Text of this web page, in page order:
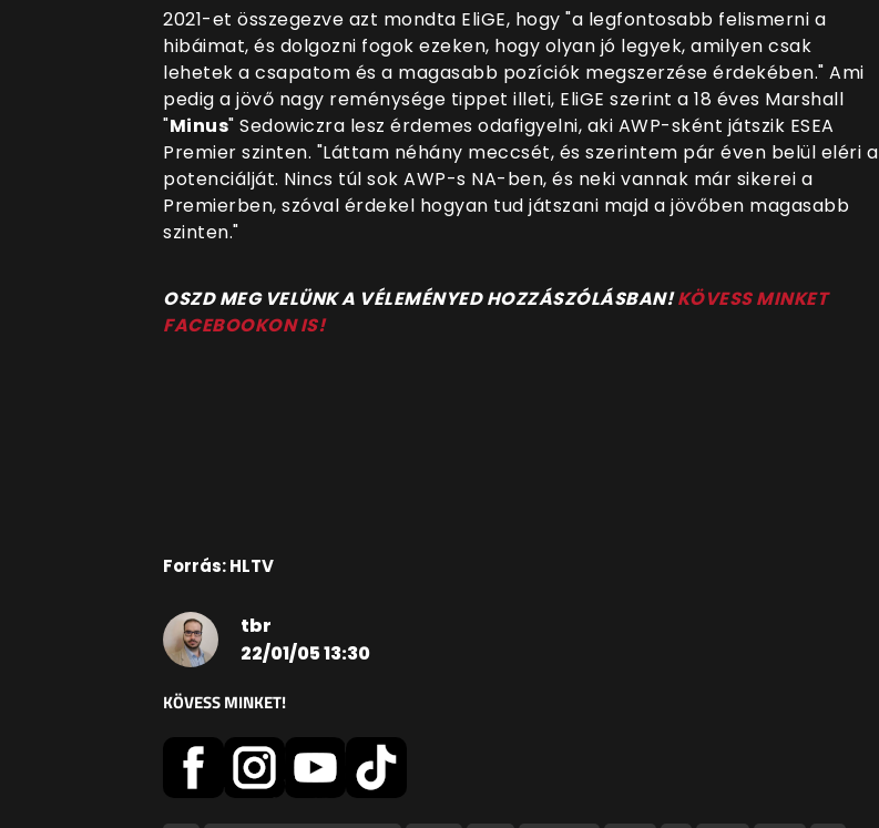
2021-et összegezve azt mondta EliGE, hogy "a legfontosabb felismerni a
hibáimat, és dolgozni fogok ezeken, hogy olyan jó legyek, amilyen csak
lehetek a csapatom és a magasabb pozíciók megszerzése érdekében." Ami
pedig a jövő nagy reménysége tippet illeti, EliGE szerint a 18 éves Marshall
"Minus" Sedowiczra lesz érdemes odafigyelni, aki AWP-sként játszik ESEA
Premier szinten. "Láttam néhány meccsét, és szerintem pár éven belül eléri a
potenciálját. Nincs túl sok AWP-s NA-ben, és neki vannak már sikerei a
Premierben, szóval érdekel hogyan tud játszani majd a jövőben magasabb
szinten."
OSZD MEG VELÜNK A VÉLEMÉNYED HOZZÁSZÓLÁSBAN!KÖVESS MINKET
FACEBOOKON IS!
Forrás: HLTV
tbr
22/01/05 13:30
KÖVESS MINKET!